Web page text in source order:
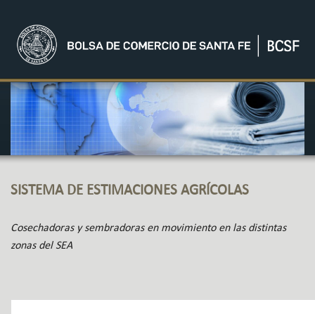
SISTEMA DE ESTIMACIONES AGRÍCOLAS
Cosechadoras y sembradoras en movimiento en las distintas
zonas del SEA